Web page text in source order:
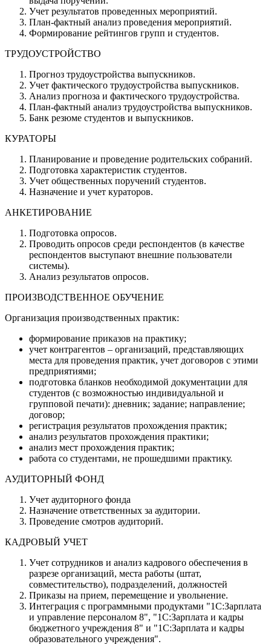
Учет результатов проведенных мероприятий.
План-фактный анализ проведения мероприятий.
Формирование рейтингов групп и студентов.
ТРУДОУСТРОЙСТВО
Прогноз трудоустройства выпускников.
Учет фактического трудоустройства выпускников.
Анализ прогноза и фактического трудоустройства.
План-фактный анализ трудоустройства выпускников.
Банк резюме студентов и выпускников.
КУРАТОРЫ
Планирование и проведение родительских собраний.
Подготовка характеристик студентов.
Учет общественных поручений студентов.
Назначение и учет кураторов.
АНКЕТИРОВАНИЕ
Подготовка опросов.
Проводить опросов среди респондентов (в качестве
респондентов выступают внешние пользователи
системы).
Анализ результатов опросов.
ПРОИЗВОДСТВЕННОЕ ОБУЧЕНИЕ
Организация производственных практик:
формирование приказов на практику;
учет контрагентов – организаций, представляющих
места для проведения практик, учет договоров с этими
предприятиями;
подготовка бланков необходимой документации для
студентов (с возможностью индивидуальной и
групповой печати): дневник; задание; направление;
договор;
регистрация результатов прохождения практик;
анализ результатов прохождения практики;
анализ мест прохождения практик;
работа со студентами, не прошедшими практику.
АУДИТОРНЫЙ ФОНД
Учет аудиторного фонда
Назначение ответственных за аудитории.
Проведение смотров аудиторий.
КАДРОВЫЙ УЧЕТ
Учет сотрудников и анализ кадрового обеспечения в
разрезе организаций, места работы (штат,
совместительство), подразделений, должностей
Приказы на прием, перемещение и увольнение.
Интеграция с программными продуктами "1С:Зарплата
и управление персоналом 8", "1С:Зарплата и кадры
бюджетного учреждения 8" и "1С:Зарплата и кадры
образовательного учреждения".